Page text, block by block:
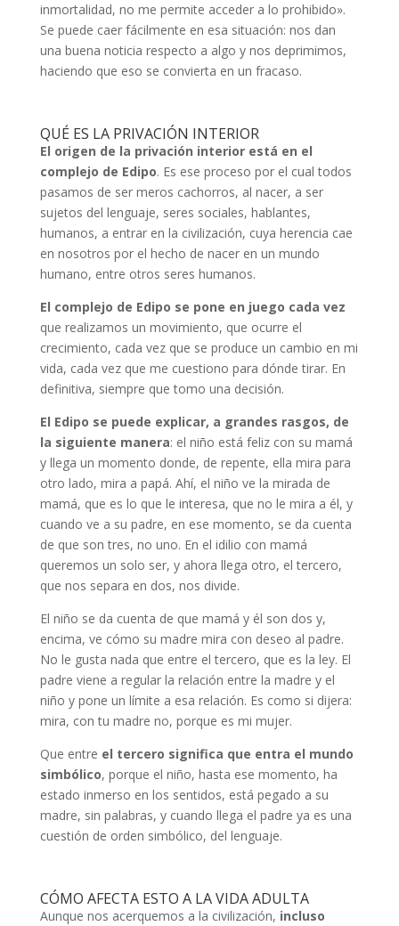
inmortalidad, no me permite acceder a lo prohibido».
Se puede caer fácilmente en esa situación: nos dan
una buena noticia respecto a algo y nos deprimimos,
haciendo que eso se convierta en un fracaso.
QUÉ ES LA PRIVACIÓN INTERIOR
El origen de la privación interior está en el
complejo de Edipo. Es ese proceso por el cual todos
pasamos de ser meros cachorros, al nacer, a ser
sujetos del lenguaje, seres sociales, hablantes,
humanos, a entrar en la civilización, cuya herencia cae
en nosotros por el hecho de nacer en un mundo
humano, entre otros seres humanos.
El complejo de Edipo se pone en juego cada vez
que realizamos un movimiento, que ocurre el
crecimiento, cada vez que se produce un cambio en mi
vida, cada vez que me cuestiono para dónde tirar. En
definitiva, siempre que tomo una decisión.
El Edipo se puede explicar, a grandes rasgos, de
la siguiente manera: el niño está feliz con su mamá
y llega un momento donde, de repente, ella mira para
otro lado, mira a papá. Ahí, el niño ve la mirada de
mamá, que es lo que le interesa, que no le mira a él, y
cuando ve a su padre, en ese momento, se da cuenta
de que son tres, no uno. En el idilio con mamá
queremos un solo ser, y ahora llega otro, el tercero,
que nos separa en dos, nos divide.
El niño se da cuenta de que mamá y él son dos y,
encima, ve cómo su madre mira con deseo al padre.
No le gusta nada que entre el tercero, que es la ley. El
padre viene a regular la relación entre la madre y el
niño y pone un límite a esa relación. Es como si dijera:
mira, con tu madre no, porque es mi mujer.
Que entre el tercero significa que entra el mundo
simbólico, porque el niño, hasta ese momento, ha
estado inmerso en los sentidos, está pegado a su
madre, sin palabras, y cuando llega el padre ya es una
cuestión de orden simbólico, del lenguaje.
CÓMO AFECTA ESTO A LA VIDA ADULTA
Aunque nos acerquemos a la civilización, incluso